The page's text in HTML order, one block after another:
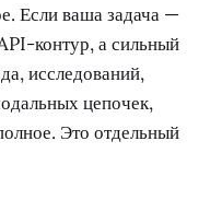
Если ваша задача —
контур, а сильный
исследований,
цепочек,
Это отдельный